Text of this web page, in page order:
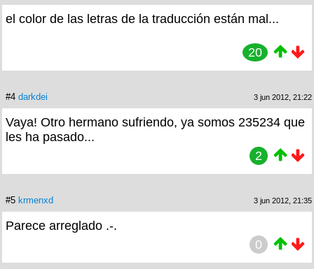
el color de las letras de la traducción están mal...
20
#4 darkdei 3 jun 2012, 21:22
Vaya! Otro hermano sufriendo, ya somos 235234 que
les ha pasado...
2
#5 krmenxd 3 jun 2012, 21:35
Parece arreglado .-.
0